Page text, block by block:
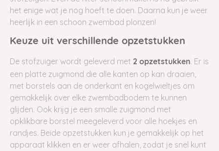
het enige wat je nog hoeft te doen. Daarna kun je weer
heerlijk in een schoon zwembad plonzen!
Keuze uit verschillende opzetstukken
De stofzuiger wordt geleverd met 2 opzetstukken. Er is
een platte zuigmond die alle kanten op kan draaien,
met borstels aan de onderkant en kogelwieltjes om
gemakkelijk over elke zwembadbodem te kunnen
glijden. Ook krijg je een smalle zuigmond met
opklikbare borstel meegeleverd voor alle hoekjes en
randjes. Beide opzetstukken kun je gemakkelijk op het
apparaat klikken en er weer afhalen, zodat je snel kunt